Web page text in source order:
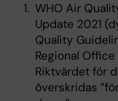
WHO Air
Update 2021
Quality
Regional
Riktvärdet för
överskridas